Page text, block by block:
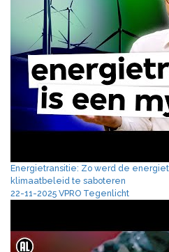
Energietransitie: Zo werd de
klimaatbeleid te saboteren
22-11-2025 VPRO Tegenlicht